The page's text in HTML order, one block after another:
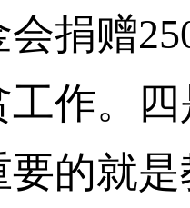
捐赠
作。
的就